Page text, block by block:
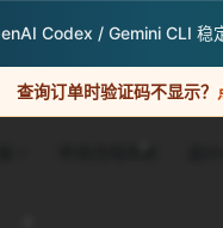
Codex / Gemini CLI 稳
查询订单时验证码不显示？